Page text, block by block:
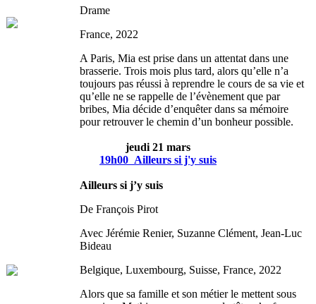
Drame
France, 2022
A Paris, Mia est prise dans un attentat dans une
brasserie. Trois mois plus tard, alors qu’elle n’a
toujours pas réussi à reprendre le cours de sa vie et
qu’elle ne se rappelle de l’évènement que par
bribes, Mia décide d’enquêter dans sa mémoire
pour retrouver le chemin d’un bonheur possible.
jeudi 21 mars
19h00 Ailleurs si j'y suis
Ailleurs si j’y suis
De François Pirot
Avec Jérémie Renier, Suzanne Clément, Jean-Luc
Bideau
Belgique, Luxembourg, Suisse, France, 2022
Alors que sa famille et son métier le mettent sous